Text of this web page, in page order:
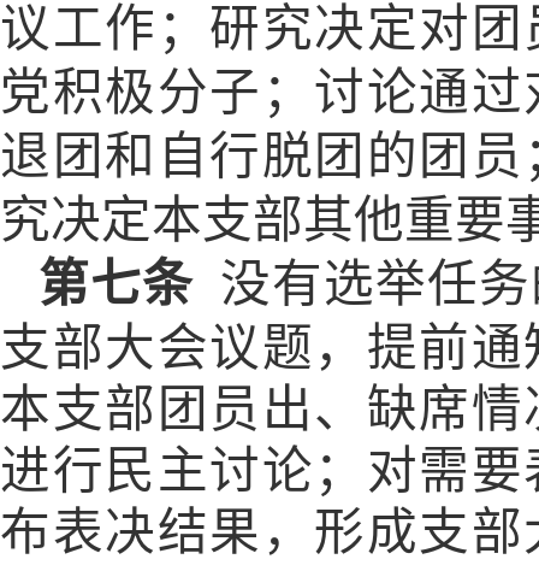
议工作；研究决定对
党积极分子；讨论通
退团和自行脱团的团
究决定本支部其他重要
第七条 没有选举任
支部大会议题，提前
本支部团员出、缺席
进行民主讨论；对需
布表决结果，形成支